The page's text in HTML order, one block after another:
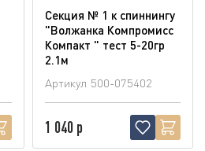
Секция № 1 к спиннингу
"Волжанка Компромисс
Компакт " тест 5-20гр
2.1м
Артикул 500-075402
1 040 р